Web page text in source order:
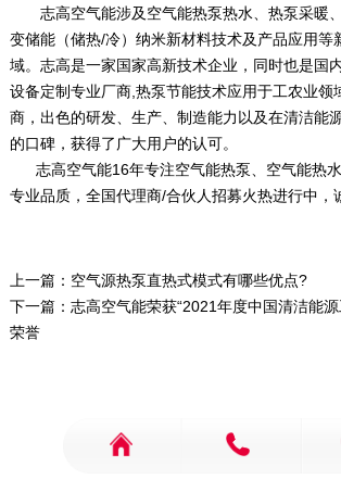
志高空气能涉及空气能热泵热水、热泵采暖
变储能（储热/冷）纳米新材料技术及产品应用等
域。志高是一家国家高新技术企业，同时也是国
设备定制专业厂商,热泵节能技术应用于工农业领
商，出色的研发、生产、制造能力以及在清洁能
的口碑，获得了广大用户的认可。
志高空气能16年专注空气能热泵、空气能热水
专业品质，全国代理商/合伙人招募火热进行中，
上一篇： 空气源热泵直热式模式有哪些优点?
下一篇： 志高空气能荣获“2021年度中国清洁能
荣誉